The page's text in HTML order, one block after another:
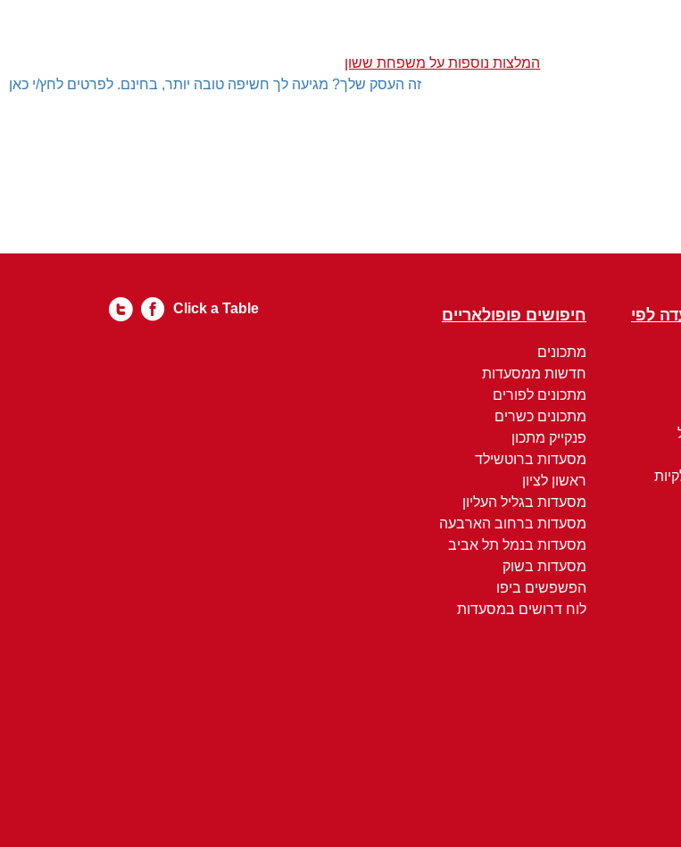
המלצות נוספות על משפחת ששון
זה העסק שלך? מגיעה לך חשיפה טובה יותר, בחינם. לפרטים לחץ/י כאן
לפי
חיפושים פופולאריים
מתכונים
חדשות ממסעדות
מתכונים לפורים
מתכונים כשרים
פנקייק מתכון
מסעדות ברוטשילד
ראשון לציון
מסעדות בגליל העליון
מסעדות ברחוב הארבעה
מסעדות בנמל תל אביב
מסעדות בשוק
הפשפשים ביפו
לוח דרושים במסעדות
Click a Table